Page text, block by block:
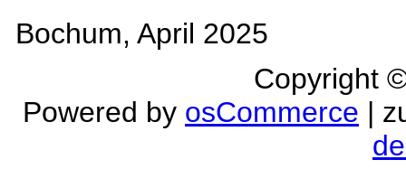
Bochum, April 2025
Copyright
Powered by osCommerce |